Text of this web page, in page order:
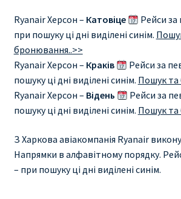
Ryanair Херсон – Катовіце
Рейси
при пошуку ці дні виділені синім.
бронювання..>>
Ryanair Херсон – Краків
Рейси за
пошуку ці дні виділені синім. Пошук та
Ryanair Херсон – Відень
Рейси за
пошуку ці дні виділені синім. Пошук та
З Харкова авіакомпанія Ryanair
Напрямки в алфавітному порядку.
– при пошуку ці дні виділені синім.